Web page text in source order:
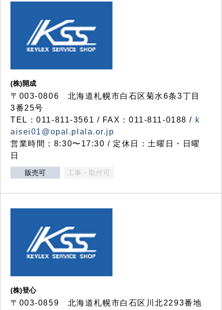
(株)開成
〒003-0806 北海道札幌市白石区菊水6条3丁目
3番25号
TEL：011-811-3561 / FAX：011-811-0188 / k
aisei01@opal.plala.or.jp
営業時間：8:30〜17:30 / 定休日：土曜日・日曜
日
販売可 工事・取付可
(株)登心
〒003-0859 北海道札幌市白石区川北2293番地